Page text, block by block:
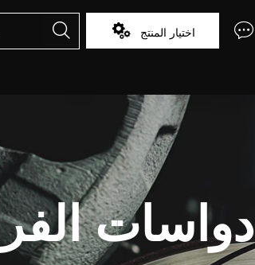
  اختيار المنتج 
دواسات